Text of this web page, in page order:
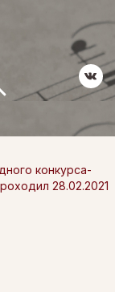
конкурса-
28.02.2021